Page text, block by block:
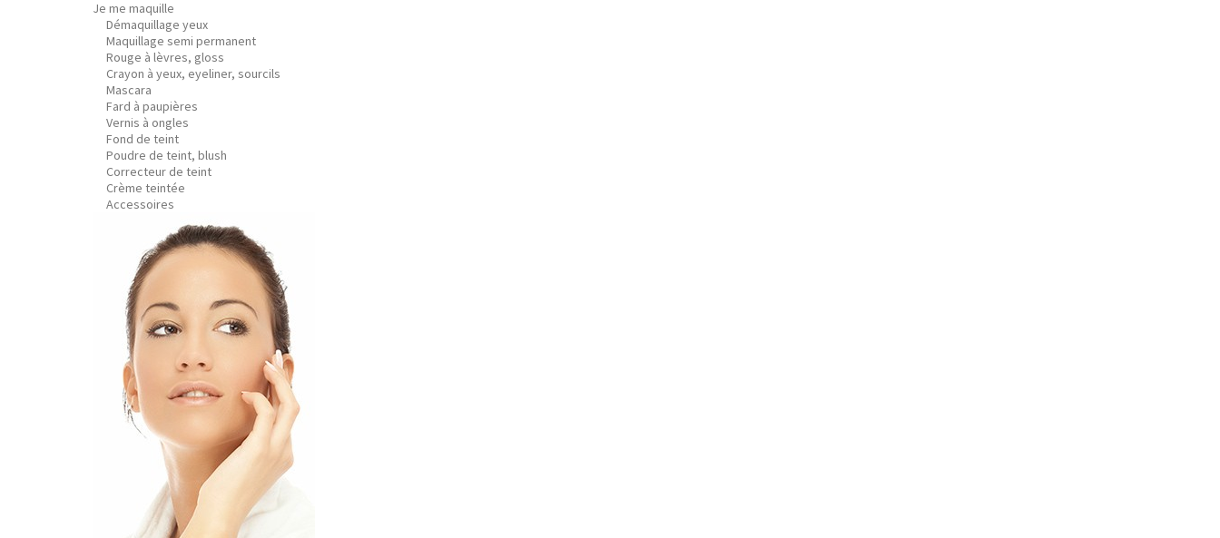
Je me maquille
Démaquillage yeux
Maquillage semi permanent
Rouge à lèvres, gloss
Crayon à yeux, eyeliner, sourcils
Mascara
Fard à paupières
Vernis à ongles
Fond de teint
Poudre de teint, blush
Correcteur de teint
Crème teintée
Accessoires